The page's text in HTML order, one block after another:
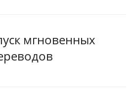
мгновенных